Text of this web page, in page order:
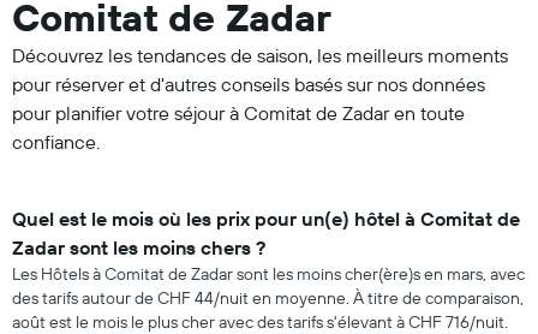
Comitat de Zadar
Découvrez les tendances de saison, les meilleurs moments
pour réserver et d'autres conseils basés sur nos données
pour planifier votre séjour à Comitat de Zadar en toute
confiance.
Quel est le mois où les prix pour un(e) hôtel à Comitat de
Zadar sont les moins chers ?
Les Hôtels à Comitat de Zadar sont les moins cher(ère)s en mars, avec
des tarifs autour de CHF 44/nuit en moyenne. À titre de comparaison,
août est le mois le plus cher avec des tarifs s'élevant à CHF 716/nuit.